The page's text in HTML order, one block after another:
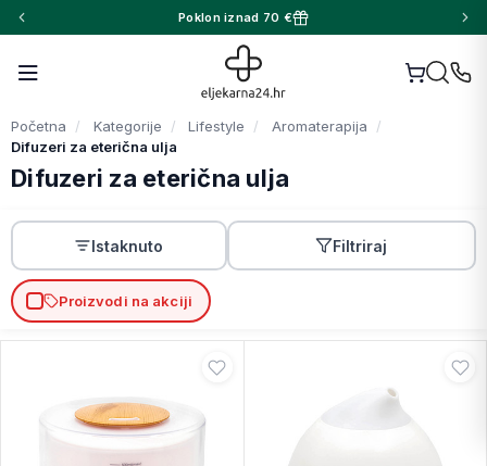
Poklon iznad 70 €
Početna Kategorije Lifestyle
Aromaterapija
Difuzeri za eterična ulja
Difuzeri za eterična ulja
Istaknuto Filtriraj
Proizvodi na akciji